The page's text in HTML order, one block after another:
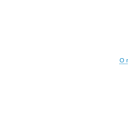
О